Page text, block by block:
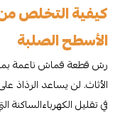
كيفية التخلص
الأسطح الصلبة
رش قطعة قماش ناعمة
الأثاث. لن يساعد
في تقليل الكهرباءالساكنة